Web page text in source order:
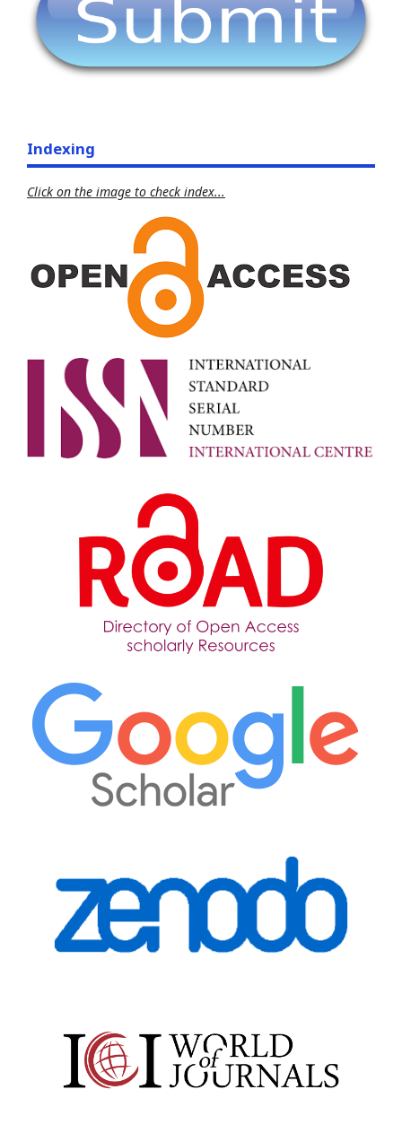
Indexing
Click on the image to check index...